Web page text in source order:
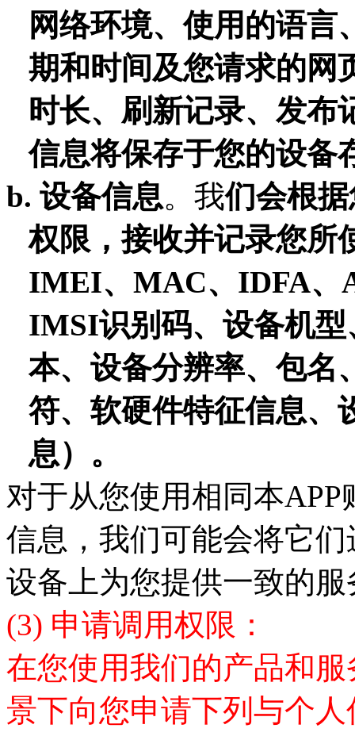
网络环境、使用的语言
期和时间及您请求的网
时长、刷新记录、发布
信息将保存于您的设备
b. 设备信息。我们会根
权限，接收并记录您所
IMEI、MAC、IDFA、
IMSI识别码、设备机
本、设备分辨率、包名
符、软硬件特征信息、
息）。
对于从您使用相同本APP
信息，我们可能会将它
设备上为您提供一致的服
(3) 申请调用权限：
在您使用我们的产品和
景下向您申请下列与个